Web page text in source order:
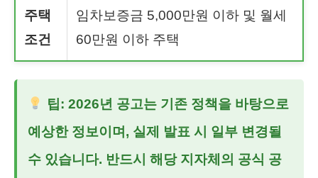
주택
조건
임차보증금 5,000만원 이하 및 월세
60만원 이하 주택
팁: 2026년 공고는 기존 정책을 바탕으로
예상한 정보이며, 실제 발표 시 일부 변경될
수 있습니다. 반드시 해당 지자체의 공식 공